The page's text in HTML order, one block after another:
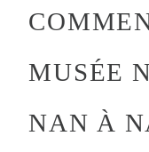
MUSÉE
NAN À